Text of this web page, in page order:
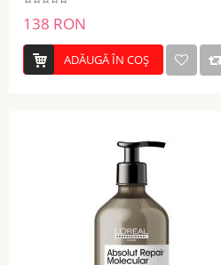
138 RON
ADĂUGĂ ÎN COŞ